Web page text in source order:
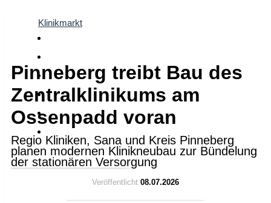
Klinikmarkt
Pinneberg treibt Bau des
Zentralklinikums am
Ossenpadd voran
Regio Kliniken, Sana und Kreis Pinneberg
planen modernen Klinikneubau zur Bündelung
der stationären Versorgung
Veröffentlicht 08.07.2026